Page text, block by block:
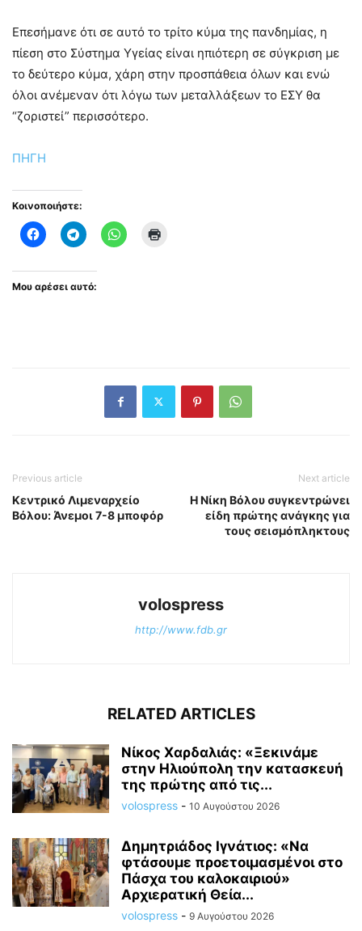
Επεσήμανε ότι σε αυτό το τρίτο κύμα της πανδημίας, η
πίεση στο Σύστημα Υγείας είναι ηπιότερη σε σύγκριση με
το δεύτερο κύμα, χάρη στην προσπάθεια όλων και ενώ
όλοι ανέμεναν ότι λόγω των μεταλλάξεων το ΕΣΥ θα
“ζοριστεί” περισσότερο.
ΠΗΓΗ
Κοινοποιήστε:
Μου αρέσει αυτό:
Previous article
Κεντρικό Λιμεναρχείο
Βόλου: Άνεμοι 7-8 μποφόρ
Next article
Η Νίκη Βόλου συγκεντρώνει
είδη πρώτης ανάγκης για
τους σεισμόπληκτους
volospress
http://www.fdb.gr
RELATED ARTICLES
Νίκος Χαρδαλιάς: «Ξεκινάμε
στην Ηλιούπολη την κατασκευή
της πρώτης από τις...
volospress - 10 Αυγούστου 2026
Δημητριάδος Ιγνάτιος: «Να
φτάσουμε προετοιμασμένοι στο
Πάσχα του καλοκαιριού»
Αρχιερατική Θεία...
volospress - 9 Αυγούστου 2026